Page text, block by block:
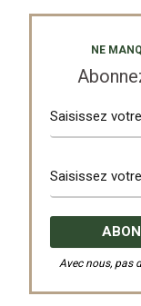
NE
Avec nous, pas
8 juin 2026
En
depuis la